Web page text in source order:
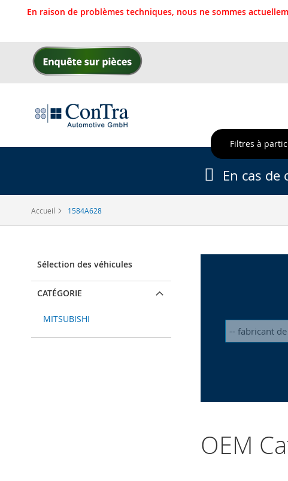
En raison de problèmes techniques, nous ne sommes
Allez
Filtres à
Accueil 1584A628
En cas
OEM
Sélection des véhicules
CATÉGORIE
MITSUBISHI